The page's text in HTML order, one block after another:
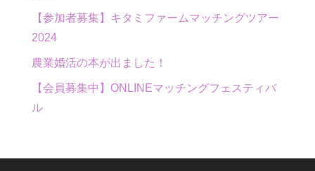
【参加者募集】キタミファームマッチングツアー
2024
農業婚活の本が出ました！
【会員募集中】ONLINEマッチングフェスティバ
ル